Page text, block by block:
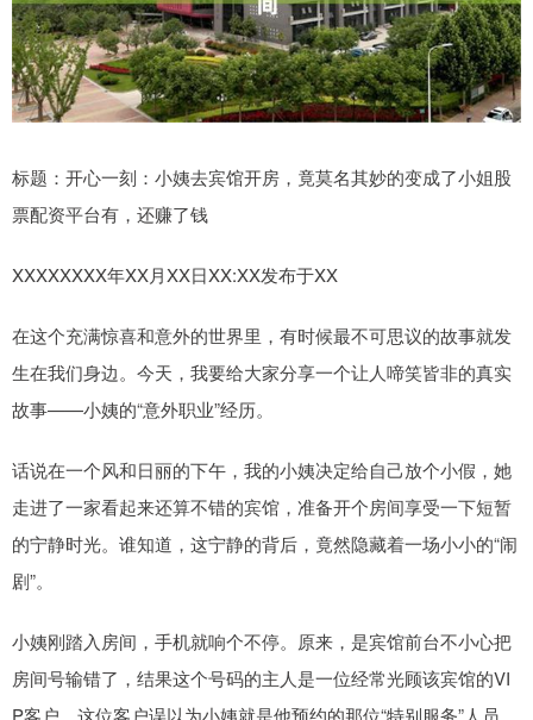
标题：开心一刻：小姨去宾馆开房，竟莫名其妙的变成了小姐股
票配资平台有，还赚了钱
XXXXXXXX年XX月XX日XX:XX发布于XX
在这个充满惊喜和意外的世界里，有时候最不可思议的故事就发
生在我们身边。今天，我要给大家分享一个让人啼笑皆非的真实
故事——小姨的“意外职业”经历。
话说在一个风和日丽的下午，我的小姨决定给自己放个小假，她
走进了一家看起来还算不错的宾馆，准备开个房间享受一下短暂
的宁静时光。谁知道，这宁静的背后，竟然隐藏着一场小小的“闹
剧”。
小姨刚踏入房间，手机就响个不停。原来，是宾馆前台不小心把
房间号输错了，结果这个号码的主人是一位经常光顾该宾馆的VI